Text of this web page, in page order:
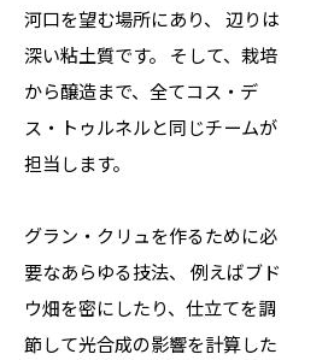
河口を望む場所にあり、 辺りは
深い粘土質です。 そして、栽培
から醸造まで、全てコス・デ
ス・トゥルネルと同じチームが
担当します。
グラン・クリュを作るために必
要なあらゆる技法、 例えばブド
ウ畑を密にしたり、仕立てを調
節して光合成の影響を計算した